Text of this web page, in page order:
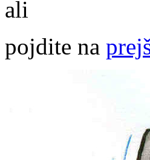
ali
pojdite na